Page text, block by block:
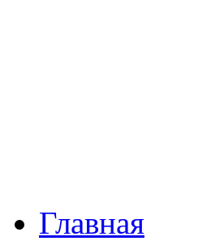
Главная